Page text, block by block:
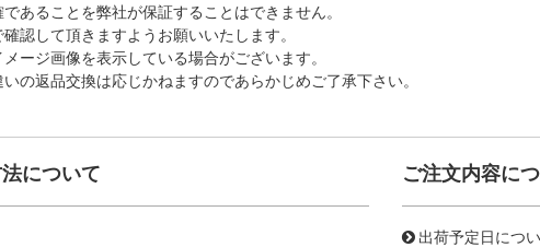
あることを弊社が保証することはできません。
認して頂きますようお願いいたします。
ージ画像を表示している場合がございます。
の返品交換は応じかねますのであらかじめご了承下さい。
について ご注文内容に
出荷予定日につ